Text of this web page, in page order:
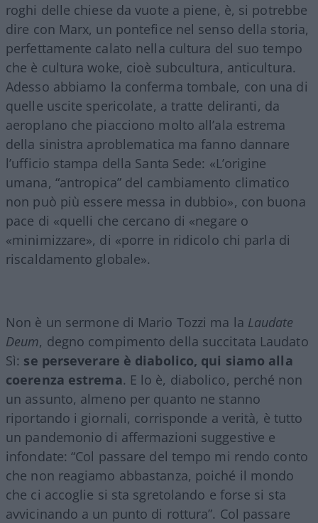
roghi delle chiese da vuote a piene, è, si potrebbe
dire con Marx, un pontefice nel senso della storia,
perfettamente calato nella cultura del suo tempo
che è cultura woke, cioè subcultura, anticultura.
Adesso abbiamo la conferma tombale, con una di
quelle uscite spericolate, a tratte deliranti, da
aeroplano che piacciono molto all’ala estrema
della sinistra aproblematica ma fanno dannare
l’ufficio stampa della Santa Sede: «L’origine
umana, “antropica” del cambiamento climatico
non può più essere messa in dubbio», con buona
pace di «quelli che cercano di «negare o
«minimizzare», di «porre in ridicolo chi parla di
riscaldamento globale».
Non è un sermone di Mario Tozzi ma la Laudate
Deum, degno compimento della succitata Laudato
Sì: se perseverare è diabolico, qui siamo alla
coerenza estrema. E lo è, diabolico, perché non
un assunto, almeno per quanto ne stanno
riportando i giornali, corrisponde a verità, è tutto
un pandemonio di affermazioni suggestive e
infondate: “Col passare del tempo mi rendo conto
che non reagiamo abbastanza, poiché il mondo
che ci accoglie si sta sgretolando e forse si sta
avvicinando a un punto di rottura”. Col passare